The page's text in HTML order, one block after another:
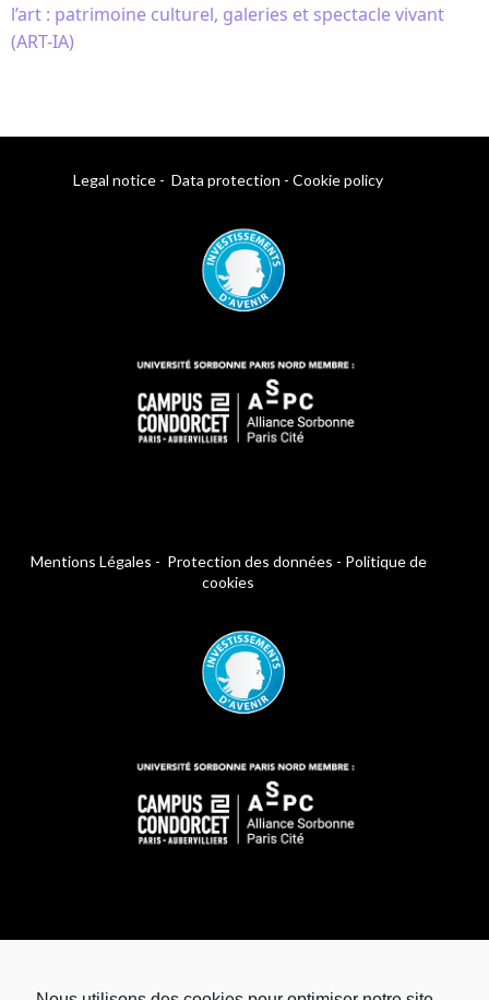
l’art : patrimoine culturel, galeries et spectacle vivant
(ART-IA)
Legal notice - Data protection - Cookie policy
Mentions Légales - Protection des données - Politique de
cookies